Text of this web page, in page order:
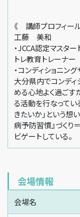
《 講師プロフィー
工藤 美和
・JCCA認定マスタ
トレ教育トレーナー
・コンディショニ
大分県内でコンディ
める心地よく過ごす
る活動を行なってい
きたいか」という想
病予防習慣』づくり
ビゲートしている。
会場情報
会場名